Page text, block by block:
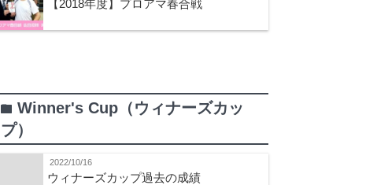
【2018年度】プロアマ春合戦
folder Winner's Cup（ウィナーズカッ
プ）
2022/10/16
ウィナーズカップ過去の成績